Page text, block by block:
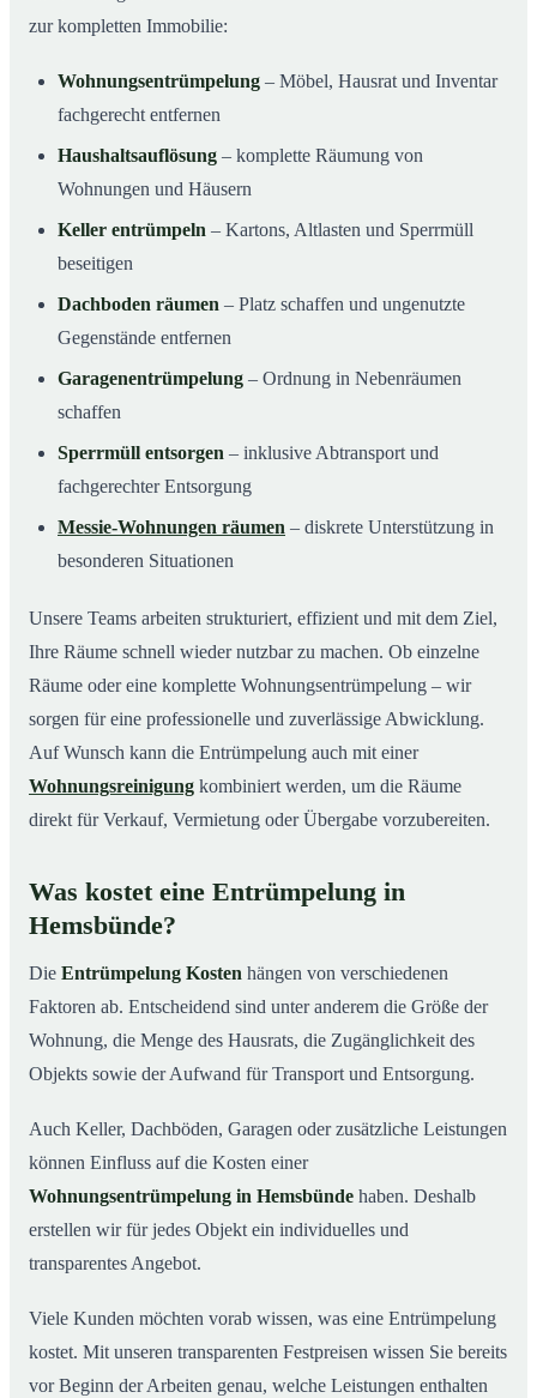
zur kompletten Immobilie:
Wohnungsentrümpelung – Möbel, Hausrat und Inventar
fachgerecht entfernen
Haushaltsauflösung – komplette Räumung von
Wohnungen und Häusern
Keller entrümpeln – Kartons, Altlasten und Sperrmüll
beseitigen
Dachboden räumen – Platz schaffen und ungenutzte
Gegenstände entfernen
Garagenentrümpelung – Ordnung in Nebenräumen
schaffen
Sperrmüll entsorgen – inklusive Abtransport und
fachgerechter Entsorgung
Messie-Wohnungen räumen – diskrete Unterstützung in
besonderen Situationen
Unsere Teams arbeiten strukturiert, effizient und mit dem Ziel,
Ihre Räume schnell wieder nutzbar zu machen. Ob einzelne
Räume oder eine komplette Wohnungsentrümpelung – wir
sorgen für eine professionelle und zuverlässige Abwicklung.
Auf Wunsch kann die Entrümpelung auch mit einer
Wohnungsreinigung kombiniert werden, um die Räume
direkt für Verkauf, Vermietung oder Übergabe vorzubereiten.
Was kostet eine Entrümpelung in
Hemsbünde?
Die Entrümpelung Kosten hängen von verschiedenen
Faktoren ab. Entscheidend sind unter anderem die Größe der
Wohnung, die Menge des Hausrats, die Zugänglichkeit des
Objekts sowie der Aufwand für Transport und Entsorgung.
Auch Keller, Dachböden, Garagen oder zusätzliche Leistungen
können Einfluss auf die Kosten einer
Wohnungsentrümpelung in Hemsbünde haben. Deshalb
erstellen wir für jedes Objekt ein individuelles und
transparentes Angebot.
Viele Kunden möchten vorab wissen, was eine Entrümpelung
kostet. Mit unseren transparenten Festpreisen wissen Sie bereits
vor Beginn der Arbeiten genau, welche Leistungen enthalten